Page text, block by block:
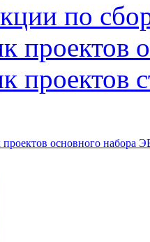
по
проектов
проектов
основного набора